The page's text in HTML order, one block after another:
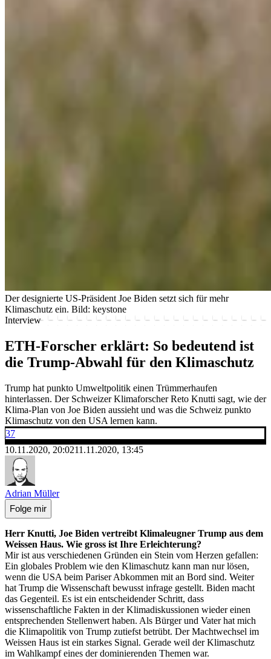
Der designierte US-Präsident Joe Biden setzt sich für mehr
Klimaschutz ein. Bild: keystone
Interview
ETH-Forscher erklärt: So bedeutend ist
die Trump-Abwahl für den Klimaschutz
Trump hat punkto Umweltpolitik einen Trümmerhaufen
hinterlassen. Der Schweizer Klimaforscher Reto Knutti sagt, wie der
Klima-Plan von Joe Biden aussieht und was die Schweiz punkto
Klimaschutz von den USA lernen kann.
37
10.11.2020, 20:0211.11.2020, 13:45
Adrian Müller
Folge mir
Herr Knutti, Joe Biden vertreibt Klimaleugner Trump aus dem
Weissen Haus. Wie gross ist Ihre Erleichterung?
Mir ist aus verschiedenen Gründen ein Stein vom Herzen gefallen:
Ein globales Problem wie den Klimaschutz kann man nur lösen,
wenn die USA beim Pariser Abkommen mit an Bord sind. Weiter
hat Trump die Wissenschaft bewusst infrage gestellt. Biden macht
das Gegenteil. Es ist ein entscheidender Schritt, dass
wissenschaftliche Fakten in der Klimadiskussionen wieder einen
entsprechenden Stellenwert haben. Als Bürger und Vater hat mich
die Klimapolitik von Trump zutiefst betrübt. Der Machtwechsel im
Weissen Haus ist ein starkes Signal. Gerade weil der Klimaschutz
im Wahlkampf eines der dominierenden Themen war.